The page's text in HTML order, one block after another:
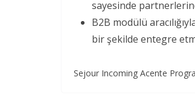
sayesinde
B2B modülü
bir şekilde entegre
Sejour Incoming Acente